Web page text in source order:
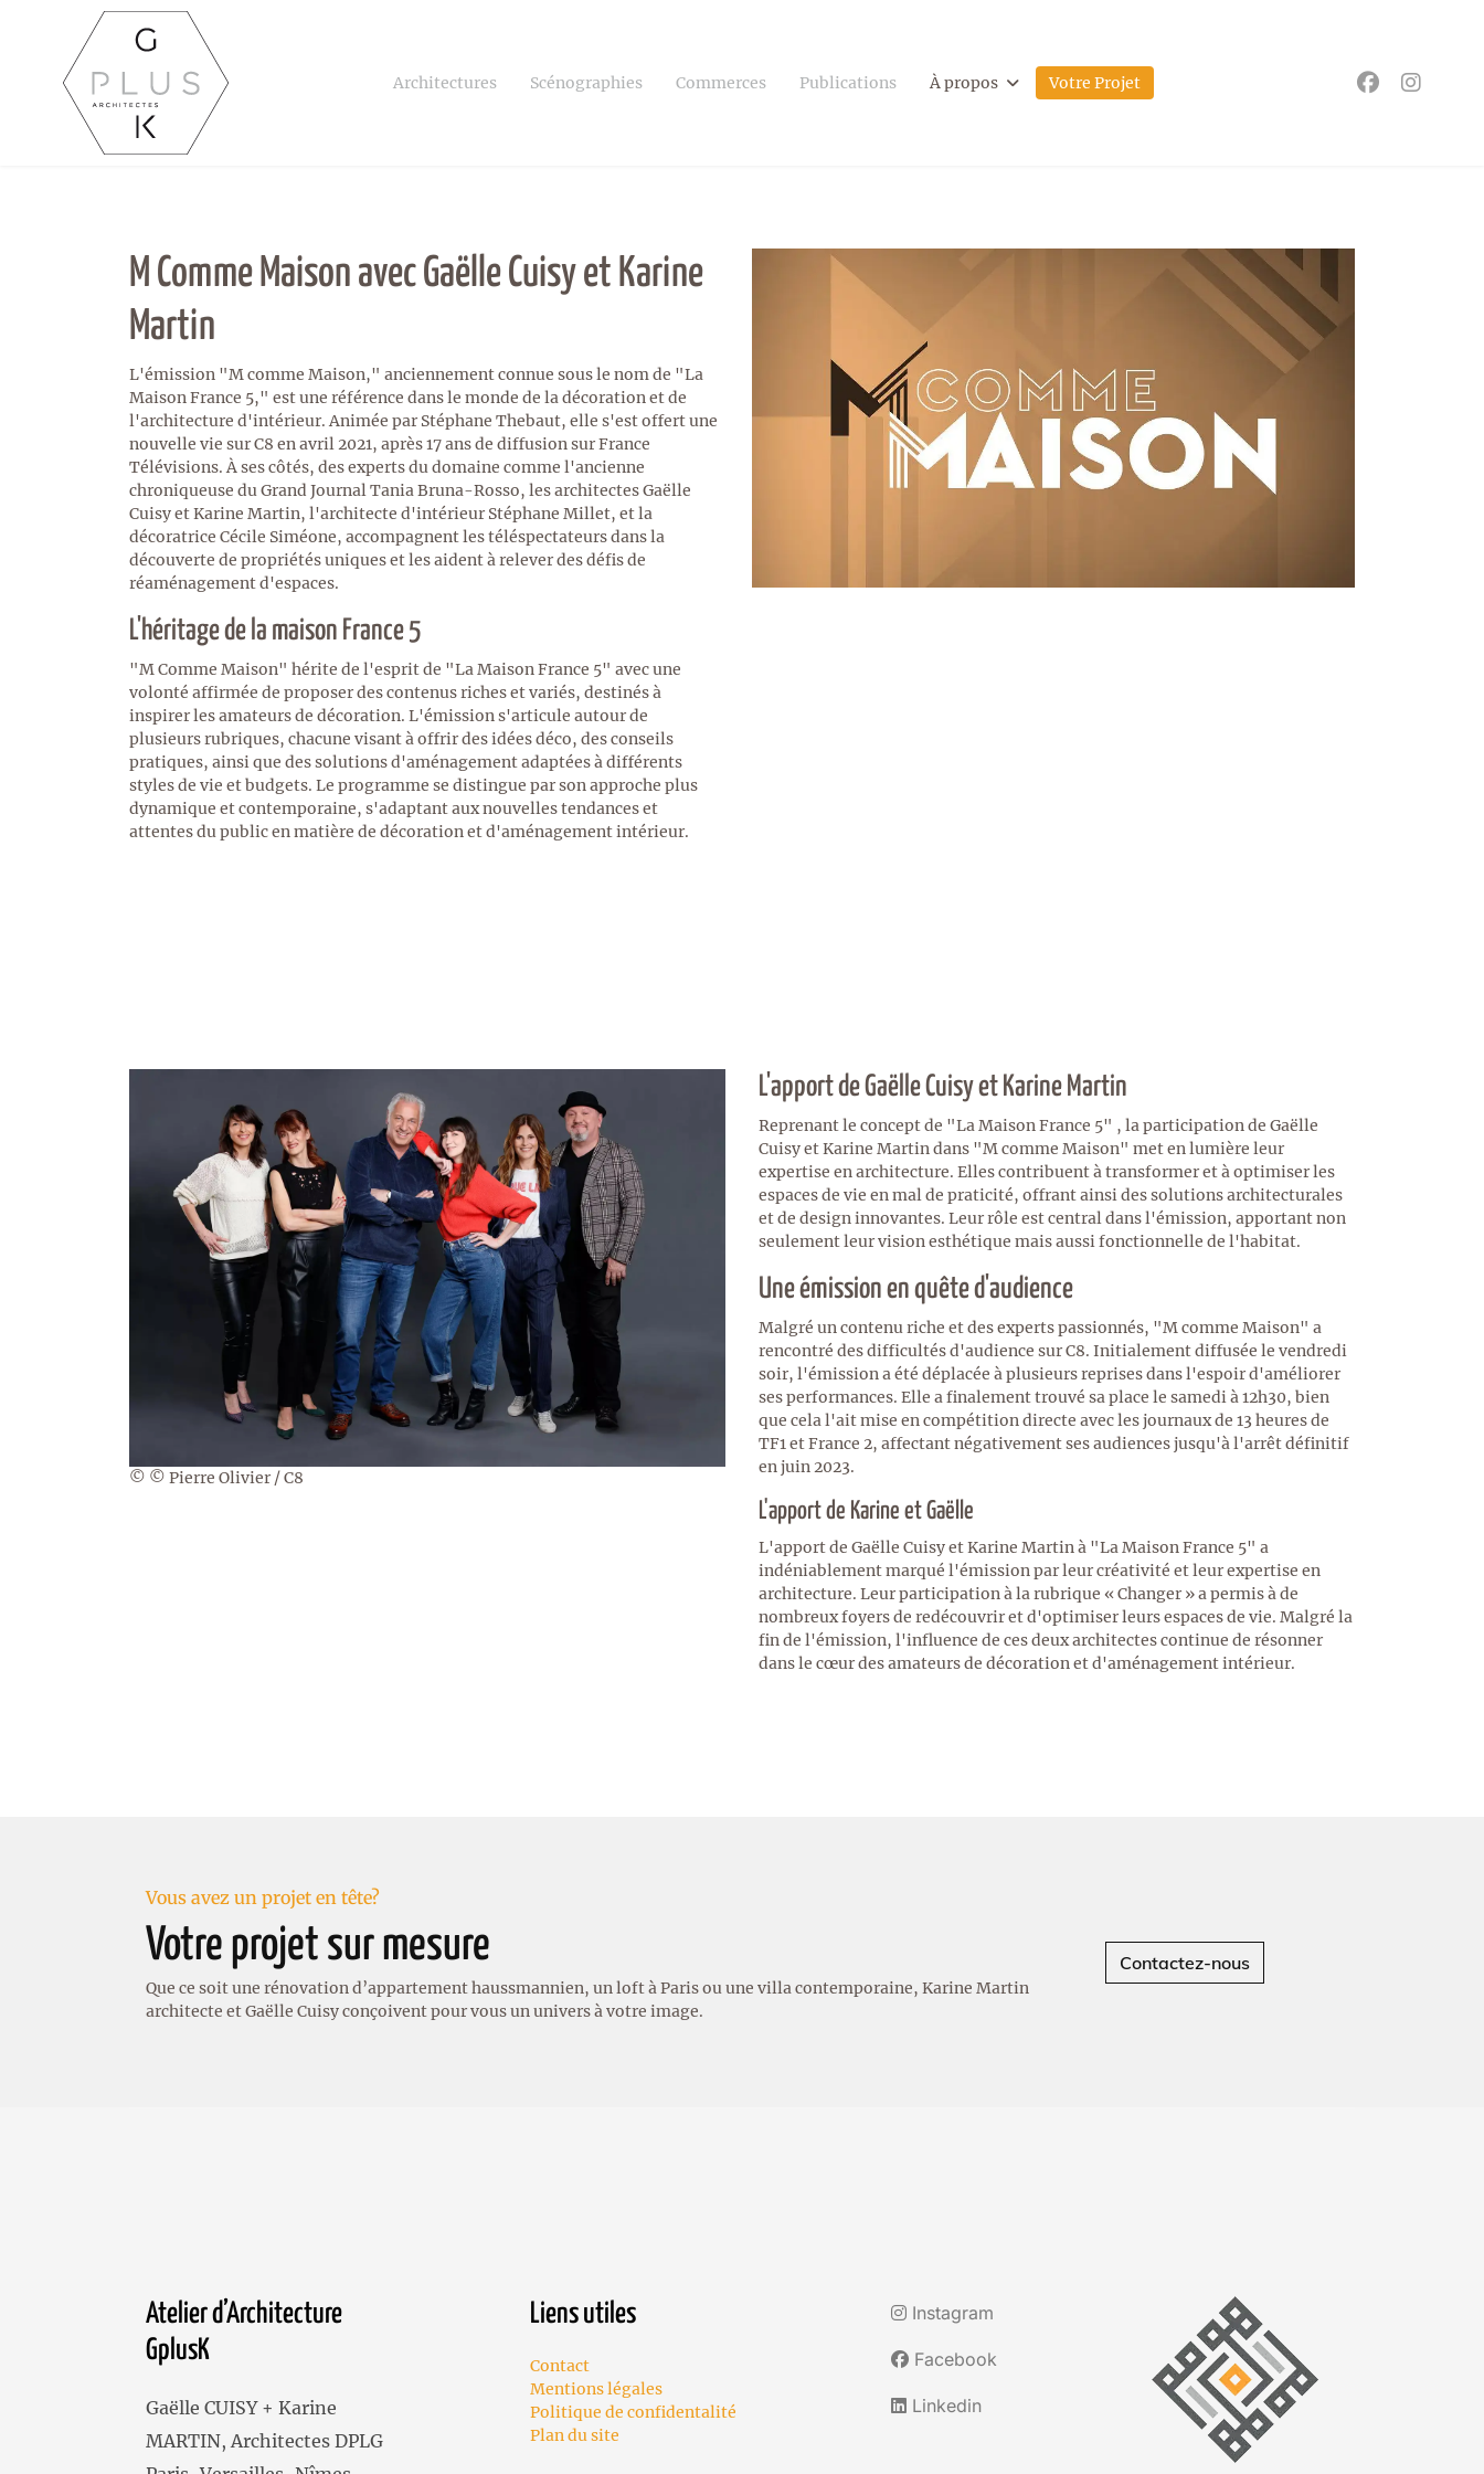
Architectures Scénographies Commerces Publications À propos Votre Projet
M Comme Maison avec Gaëlle Cuisy et Karine
Martin
L'émission "M comme Maison," anciennement connue sous le nom de "La
Maison France 5," est une référence dans le monde de la décoration et de
l'architecture d'intérieur. Animée par Stéphane Thebaut, elle s'est offert une
nouvelle vie sur C8 en avril 2021, après 17 ans de diffusion sur France
Télévisions. À ses côtés, des experts du domaine comme l'ancienne
chroniqueuse du Grand Journal Tania Bruna-Rosso, les architectes Gaëlle
Cuisy et Karine Martin, l'architecte d'intérieur Stéphane Millet, et la
décoratrice Cécile Siméone, accompagnent les téléspectateurs dans la
découverte de propriétés uniques et les aident à relever des défis de
réaménagement d'espaces.
L'héritage de la maison France 5
"M Comme Maison" hérite de l'esprit de "La Maison France 5" avec une
volonté affirmée de proposer des contenus riches et variés, destinés à
inspirer les amateurs de décoration. L'émission s'articule autour de
plusieurs rubriques, chacune visant à offrir des idées déco, des conseils
pratiques, ainsi que des solutions d'aménagement adaptées à différents
styles de vie et budgets. Le programme se distingue par son approche plus
dynamique et contemporaine, s'adaptant aux nouvelles tendances et
attentes du public en matière de décoration et d'aménagement intérieur.
© © Pierre Olivier / C8
L'apport de Gaëlle Cuisy et Karine Martin
Reprenant le concept de "La Maison France 5" , la participation de Gaëlle
Cuisy et Karine Martin dans "M comme Maison" met en lumière leur
expertise en architecture. Elles contribuent à transformer et à optimiser les
espaces de vie en mal de praticité, offrant ainsi des solutions architecturales
et de design innovantes. Leur rôle est central dans l'émission, apportant non
seulement leur vision esthétique mais aussi fonctionnelle de l'habitat.
Une émission en quête d'audience
Malgré un contenu riche et des experts passionnés, "M comme Maison" a
rencontré des difficultés d'audience sur C8. Initialement diffusée le vendredi
soir, l'émission a été déplacée à plusieurs reprises dans l'espoir d'améliorer
ses performances. Elle a finalement trouvé sa place le samedi à 12h30, bien
que cela l'ait mise en compétition directe avec les journaux de 13 heures de
TF1 et France 2, affectant négativement ses audiences jusqu'à l'arrêt définitif
en juin 2023.
L'apport de Karine et Gaëlle
L'apport de Gaëlle Cuisy et Karine Martin à "La Maison France 5" a
indéniablement marqué l'émission par leur créativité et leur expertise en
architecture. Leur participation à la rubrique « Changer » a permis à de
nombreux foyers de redécouvrir et d'optimiser leurs espaces de vie. Malgré la
fin de l'émission, l'influence de ces deux architectes continue de résonner
dans le cœur des amateurs de décoration et d'aménagement intérieur.
Vous avez un projet en tête?
Votre projet sur mesure
Que ce soit une rénovation d’appartement haussmannien, un loft à Paris ou une villa contemporaine, Karine Martin
architecte et Gaëlle Cuisy conçoivent pour vous un univers à votre image.
Contactez-nous
Atelier d’Architecture
GplusK
Gaëlle CUISY + Karine
MARTIN, Architectes DPLG
Liens utiles
Contact
Mentions légales
Politique de confidentalité
Plan du site
Instagram
Facebook
Linkedin